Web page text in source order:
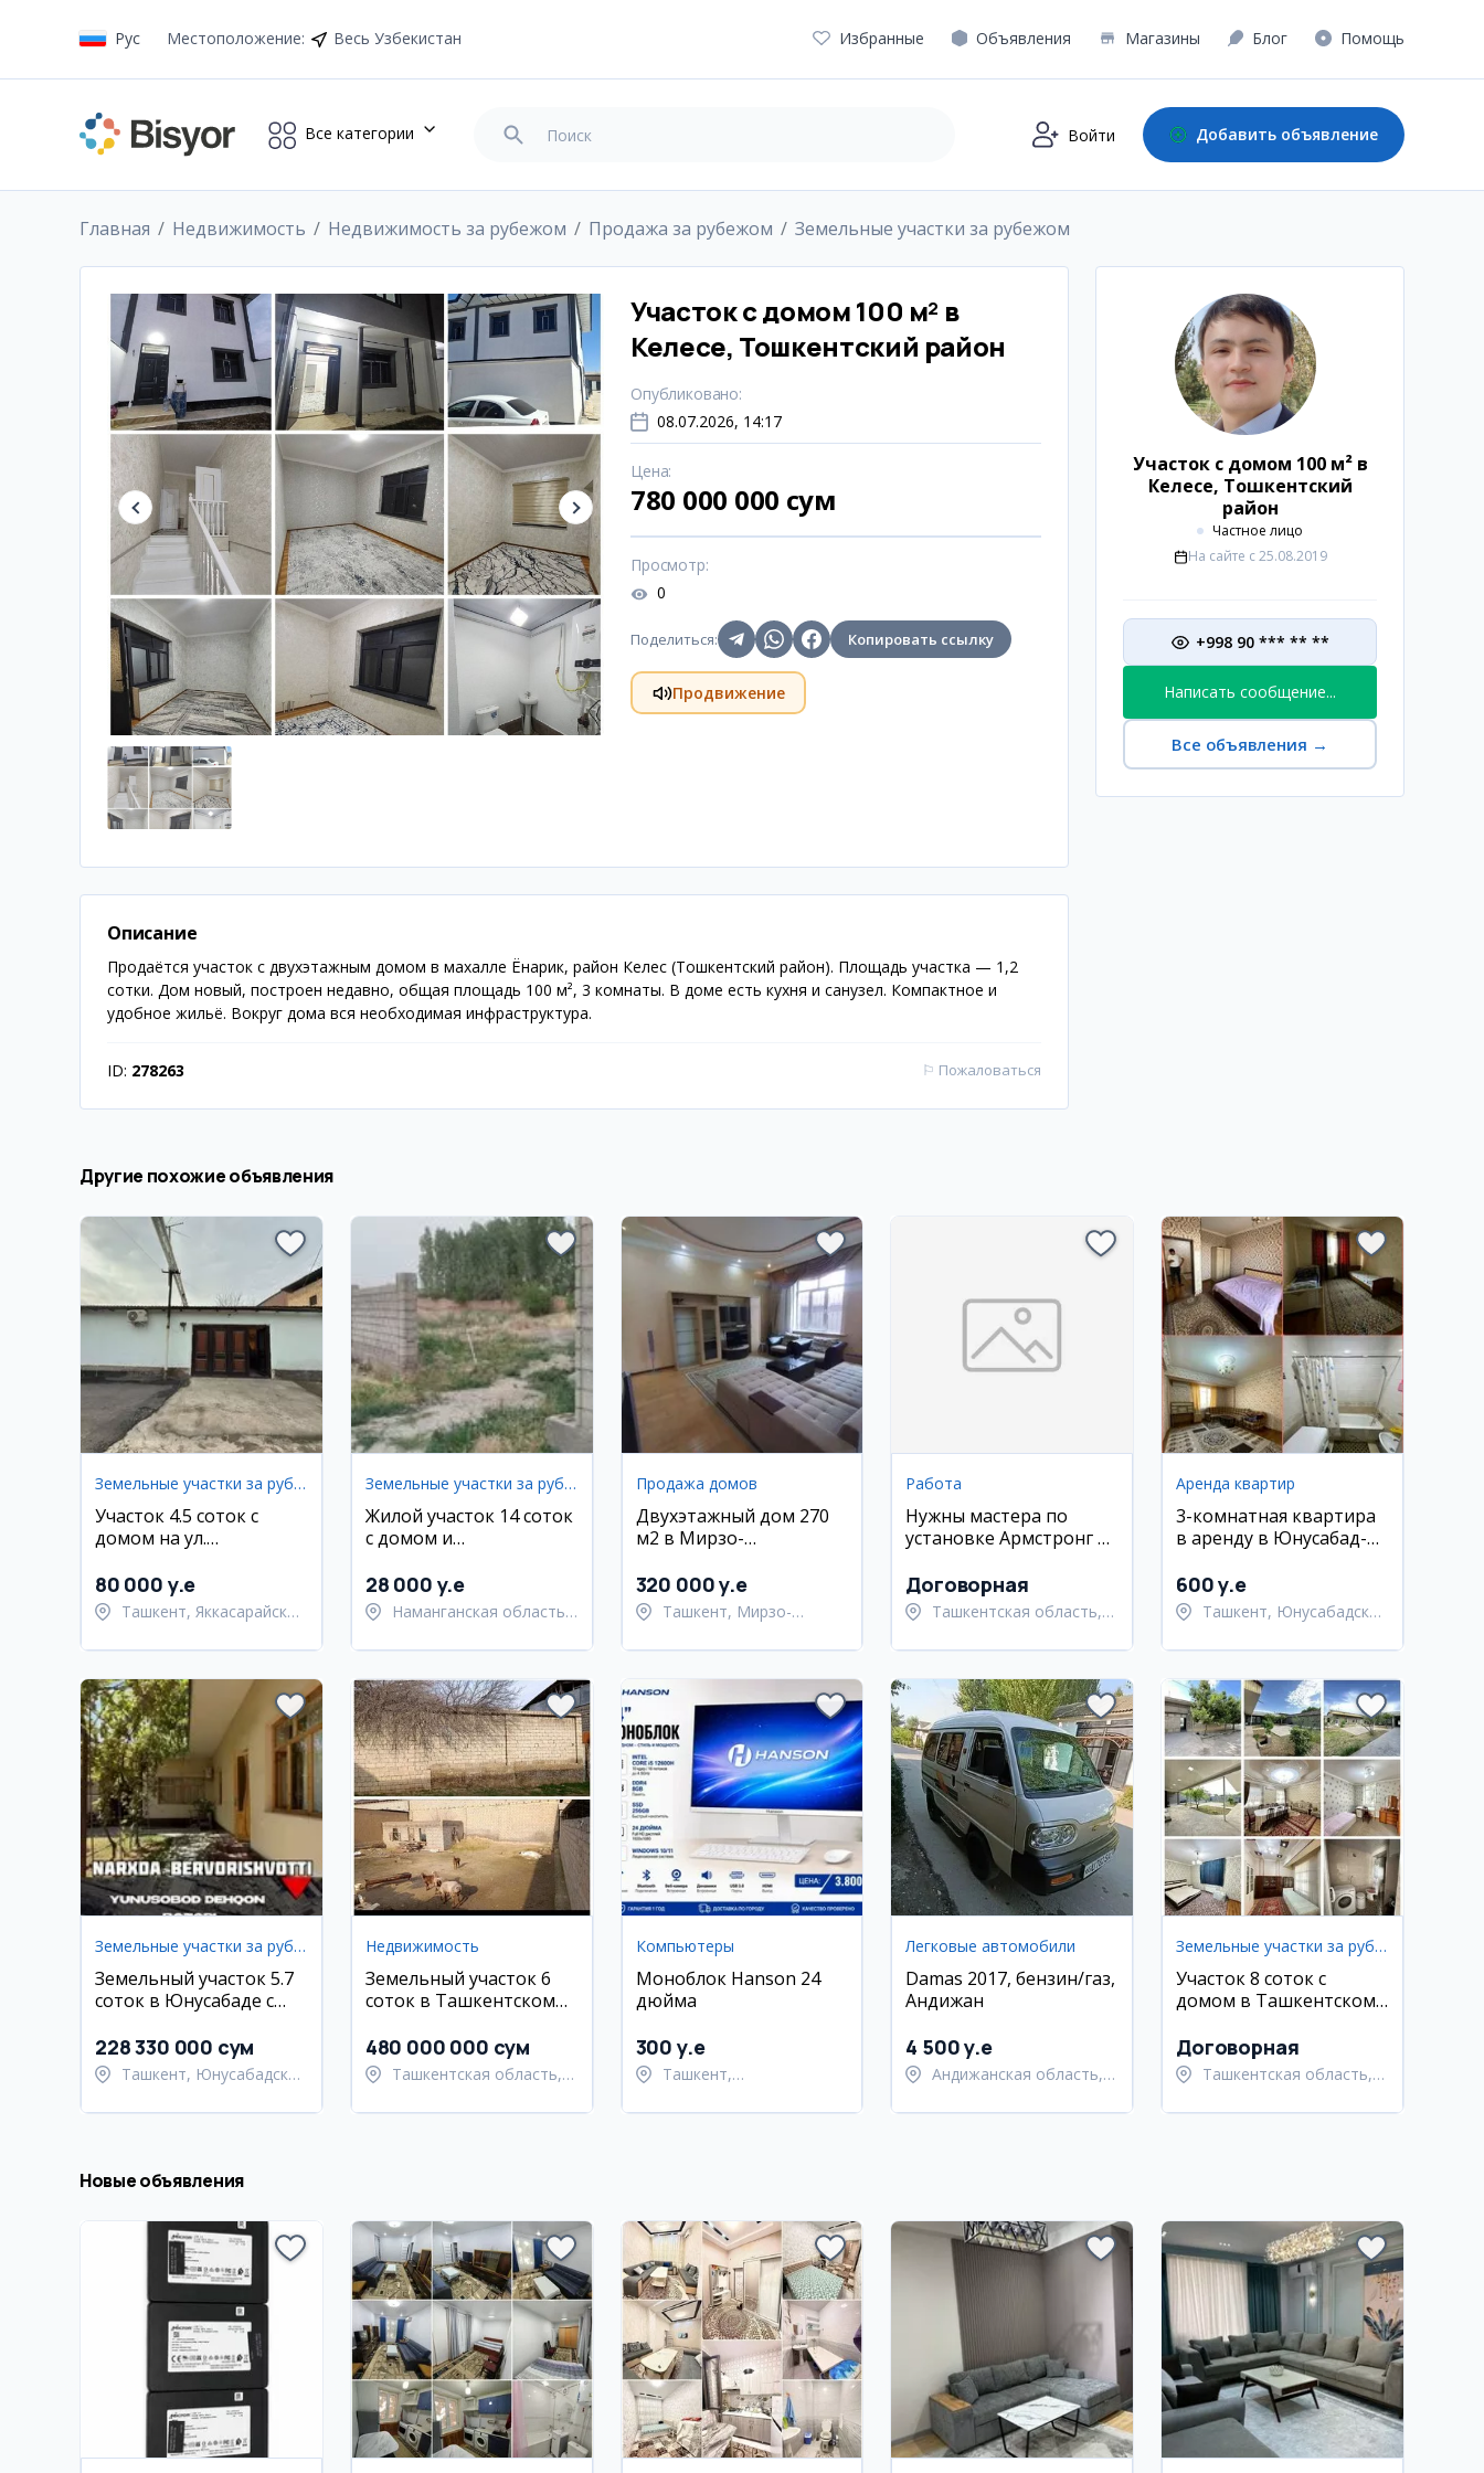
Рус Местоположение: Весь Узбекистан Избранные Объявления Магазины Блог Помощь
Все категории Войти Добавить объявление
Главная Недвижимость Недвижимость за рубежом Продажа за рубежом Земельные участки за рубежом
Участок с домом 100 м² в
Келесе, Тошкентский район
Опубликовано:
08.07.2026, 14:17
Цена:
780 000 000 сум
Просмотр:
0
Поделиться: Копировать ссылку
Продвижение
Описание
Продаётся участок с двухэтажным домом в махалле Ёнарик, район Келес (Тошкентский район). Площадь участка — 1,2
сотки. Дом новый, построен недавно, общая площадь 100 м², 3 комнаты. В доме есть кухня и санузел. Компактное и
удобное жильё. Вокруг дома вся необходимая инфраструктура.
ID: 278263 ⚐ Пожаловаться
Участок с домом 100 м² в
Келесе, Тошкентский
район
Частное лицо
На сайте с 25.08.2019
+998 90 *** ** **
Написать сообщение...
Все объявления →
Другие похожие объявления
Земельные участки за рубежом
Участок 4.5 соток с
домом на ул.
Яккасарайский район
80 000 y.e
Ташкент, Яккасарайский
Земельные участки за рубежом
Жилой участок 14 соток
с домом и
Попском районе
28 000 y.e
Наманганская область,
Продажа домов
Двухэтажный дом 270
м2 в Мирзо-
320 000 y.e
Ташкент, Мирзо-
Работа
Нужны мастера по
установке Армстронг в
Договорная
Ташкентская область,
Аренда квартир
3-комнатная квартира
в аренду в Юнусабад-18
600 y.e
Ташкент, Юнусабадский
Земельные участки за рубежом
Земельный участок 5.7
соток в Юнусабаде с
228 330 000 сум
Ташкент, Юнусабадский
Недвижимость
Земельный участок 6
соток в Ташкентском
480 000 000 сум
Ташкентская область,
Компьютеры
Моноблок Hanson 24
дюйма
300 y.e
Ташкент,
Легковые автомобили
Damas 2017, бензин/газ,
Андижан
4 500 y.e
Андижанская область,
Земельные участки за рубежом
Участок 8 соток с
домом в Ташкентском
Договорная
Ташкентская область,
Новые объявления